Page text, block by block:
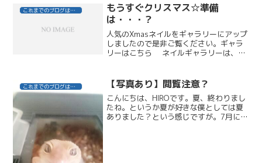
元気に挨拶をしてくれる学...
これまでのブログはこちら
もうすぐクリスマス☆準備
は・・・？
人気のXmasネイルをギャラリーにアップ
しましたので是非ご覧ください。ギャラ
リーはこちら ネイルギャラリーは、
す！buy a speech if (1==...
これまでのブログはこちら 【写真あり】閲覧注意？
こんにちは、HIROです。夏、終わりまし
たね。というか夏が好きな僕としては夏
ありました？という感じですが。7月に少